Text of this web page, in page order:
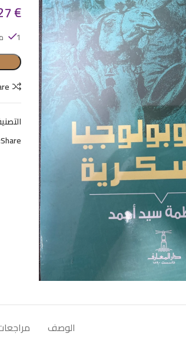
€
1 متوفر في المخزون
Share:
الوصف